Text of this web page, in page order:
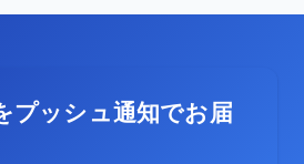
プッシュ通知でお届